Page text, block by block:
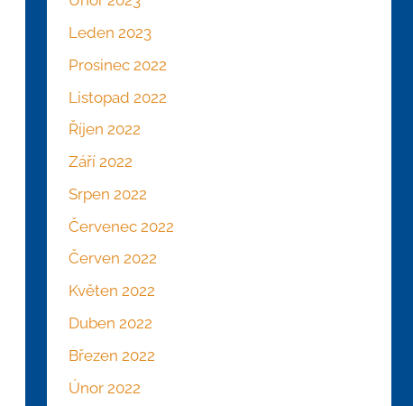
Leden 2023
Prosinec 2022
Listopad 2022
Říjen 2022
Září 2022
Srpen 2022
Červenec 2022
Červen 2022
Květen 2022
Duben 2022
Březen 2022
Únor 2022